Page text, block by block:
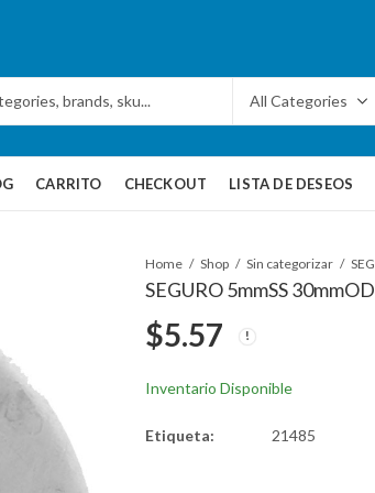
CARRITO CHECKOUT LISTA DE DESEOS
Home Shop Sin categorizar
SEGURO 5mmSS 30mmOD
$5.57
Inventario Disponible
Etiqueta: 21485